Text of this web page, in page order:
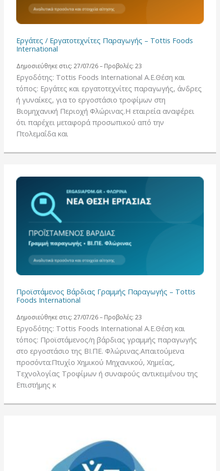
Εργάτες / Εργατοτεχνίτες Παραγωγής – Tottis Foods
International
Δημοσιεύθηκε στις: 27/07/26 – Προβολές: 23
Εργοδότης: Tottis Foods International A.E.Θέση και
τόπος: Εργάτες και εργατοτεχνίτες παραγωγής, άνδρες
ή γυναίκες, για το εργοστάσιο τροφίμων στη
Βιομηχανική Περιοχή Φλώρινας.Η εταιρεία αναφέρει
ότι παρέχει μεταφορά προσωπικού από την
Πτολεμαΐδα και
Προϊστάμενος Βάρδιας Γραμμής Παραγωγής – Tottis
Foods International
Δημοσιεύθηκε στις: 27/07/26 – Προβολές: 23
Εργοδότης: Tottis Foods International A.E.Θέση και
τόπος: Προϊστάμενος/η βάρδιας γραμμής παραγωγής
στο εργοστάσιο της ΒΙ.ΠΕ. Φλώρινας.Απαιτούμενα
προσόντα:Πτυχίο Χημικού Μηχανικού, Χημείας,
Τεχνολογίας Τροφίμων ή συναφούς αντικειμένου της
Επιστήμης κ